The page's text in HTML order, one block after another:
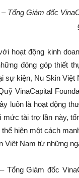
Tổng Giám đốc
hoạt động kinh
đóng góp thiết
sự kiện, Nu Skin
VinaCapital
luôn là hoạt động
mức tài trợ lần này,
thể hiện một cách
Việt Nam từ những
Tổng Giám đốc